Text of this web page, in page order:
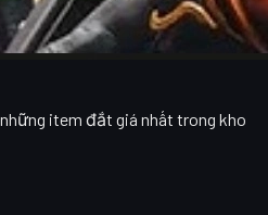
item đắt giá nhất trong kho